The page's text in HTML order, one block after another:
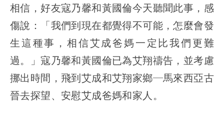
相信，好友寇乃馨和黃國倫今天聽聞此事，感
傷說：「我們到現在都覺得不可能，怎麼會發
生這種事，相信艾成爸媽一定比我們更難
過。」寇乃馨和黃國倫已為艾翔禱告，並考慮
挪出時間，飛到艾成和艾翔家鄉─馬來西亞古
晉去探望、安慰艾成爸媽和家人。